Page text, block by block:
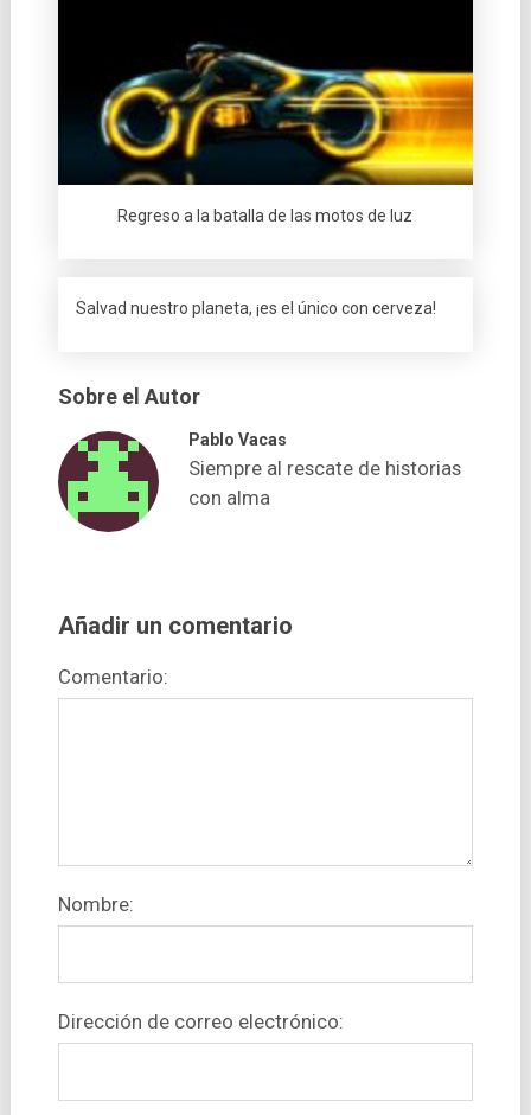
Regreso a la batalla de las motos de luz
Salvad nuestro planeta, ¡es el único con cerveza!
Sobre el Autor
Pablo Vacas
Siempre al rescate de historias
con alma
Añadir un comentario
Comentario:
Nombre:
Dirección de correo electrónico: